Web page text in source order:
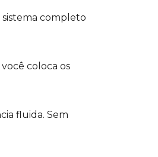
sistema completo
coloca os
fluida. Sem